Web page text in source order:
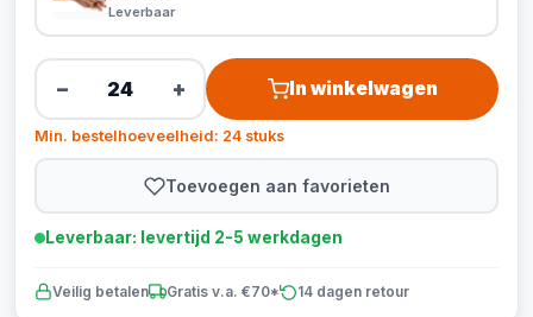
Leverbaar
− + In winkelwagen
Min. bestelhoeveelheid: 24 stuks
Toevoegen aan favorieten
Leverbaar: levertijd 2-5 werkdagen
Veilig betalen Gratis v.a. €70* 14 dagen retour